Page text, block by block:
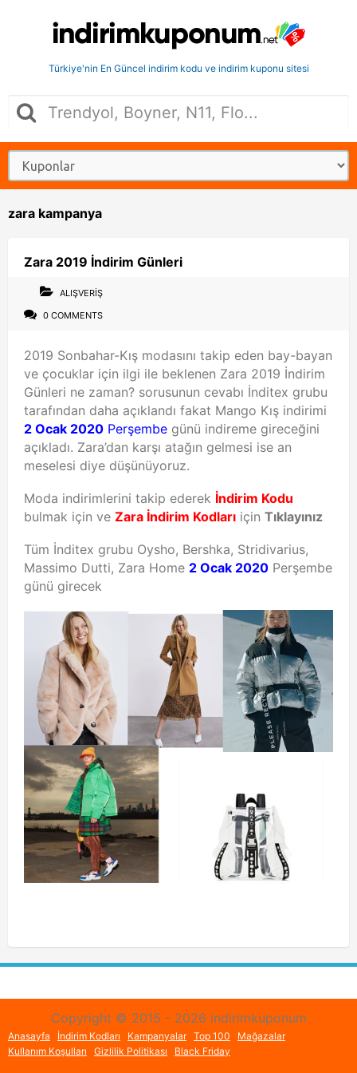
Türkiye'nin En Güncel indirim kodu ve indirim kuponu sitesi
zara kampanya
Zara 2019 İndirim Günleri
ALIŞVERIŞ
0 COMMENTS
2019 Sonbahar-Kış modasını takip eden bay-bayan
ve çocuklar için ilgi ile beklenen Zara 2019 İndirim
Günleri ne zaman? sorusunun cevabı İnditex grubu
tarafından daha açıklandı fakat Mango Kış indirimi
2 Ocak 2020 Perşembe günü indireme gireceğini
açıkladı. Zara’dan karşı atağın gelmesi ise an
meselesi diye düşünüyoruz.
Moda indirimlerini takip ederek İndirim Kodu
bulmak için ve Zara İndirim Kodları için Tıklayınız
Tüm İnditex grubu Oysho, Bershka, Stridivarius,
Massimo Dutti, Zara Home 2 Ocak 2020 Perşembe
günü girecek
Copyright © 2015 - 2026 indirimkuponum
Anasayfa İndirim Kodları Kampanyalar Top 100
Mağazalar
Kullanım Koşulları
Gizlilik Politikası Black Friday